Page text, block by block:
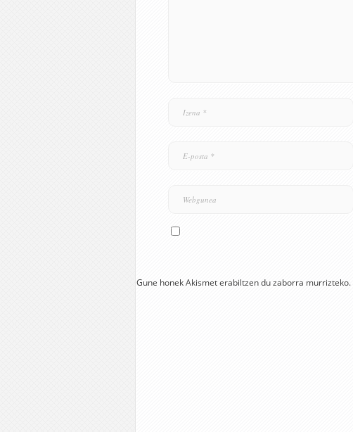
Gune honek Akismet erabiltzen du zaborra murrizteko.